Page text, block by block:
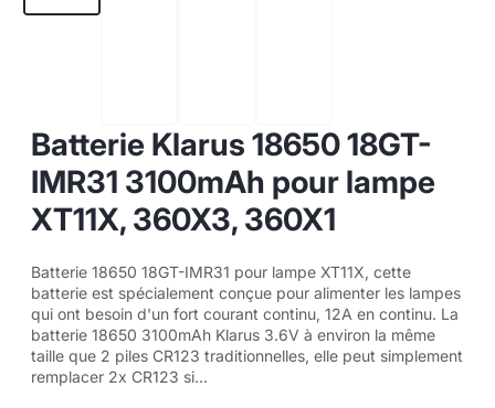
Batterie Klarus 18650 18GT-
IMR31 3100mAh pour lampe
XT11X, 360X3, 360X1
Batterie 18650 18GT-IMR31 pour lampe XT11X, cette
batterie est spécialement conçue pour alimenter les lampes
qui ont besoin d'un fort courant continu, 12A en continu. La
batterie 18650 3100mAh Klarus 3.6V à environ la même
taille que 2 piles CR123 traditionnelles, elle peut simplement
remplacer 2x CR123 si...